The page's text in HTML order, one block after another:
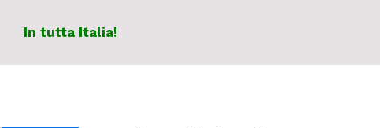
In tutta Italia!